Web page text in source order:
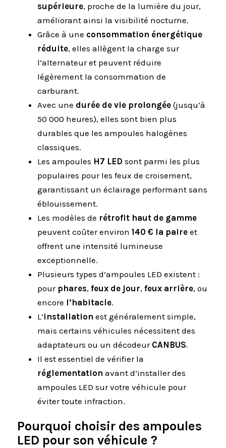
supérieure, proche de la lumière du jour,
améliorant ainsi la visibilité nocturne.
Grâce à une consommation énergétique
réduite, elles allègent la charge sur
l’alternateur et peuvent réduire
légèrement la consommation de
carburant.
Avec une durée de vie prolongée (jusqu’à
50 000 heures), elles sont bien plus
durables que les ampoules halogènes
classiques.
Les ampoules H7 LED sont parmi les plus
populaires pour les feux de croisement,
garantissant un éclairage performant sans
éblouissement.
Les modèles de rétrofit haut de gamme
peuvent coûter environ140 € la paire et
offrent une intensité lumineuse
exceptionnelle.
Plusieurs types d’ampoules LED existent :
pour phares,feux de jour,feux arrière, ou
encore l’habitacle.
L’installation est généralement simple,
mais certains véhicules nécessitent des
adaptateurs ou un décodeur CANBUS.
Il est essentiel de vérifier la
réglementation avant d’installer des
ampoules LED sur votre véhicule pour
éviter toute infraction.
Pourquoi choisir des ampoules
LED pour son véhicule ?